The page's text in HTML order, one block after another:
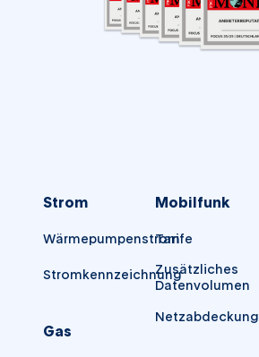
Strom
Wärmepumpenstrom
Stromkennzeichnung
Gas
Mobilfunk
Tarife
Zusätzliches
Datenvolumen
Netzabdeckung